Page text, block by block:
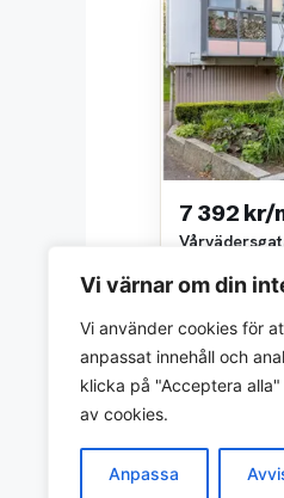
Vi värnar om din
Vi använder cookies för
anpassat innehåll och
klicka på "Acceptera
av cookies.
Anpassa
7 392 kr/
Göteborgs